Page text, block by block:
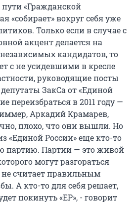
«Гражданской
«собирает» вокруг себя уже
Только если в случае с
акцент делается на
кандидатов, то
с не усидевшими в кресле
руководящие посты
ЗакСа от «Единой
переизбраться в 2011 году —
Аркадий Крамарев,
плохо, что они вышли. Но
«Единой России» еще кто-то
партию. Партии — это живой
могут разгораться
считает правильным
А кто-то для себя решает,
покинуть «ЕР», - говорит